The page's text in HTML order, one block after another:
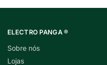
ELECTRO PANGA ®
Sobre nós
Lojas